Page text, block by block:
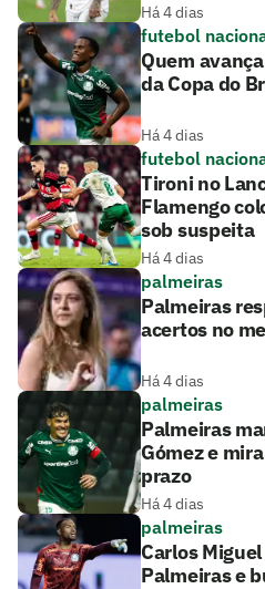
Há 4 dias
futebol
Quem
da Copa do
Há 4 dias
futebol
Tironi no
Flamengo
sob suspeita
Há 4 dias
palmeiras
Palmeiras
acertos no
Há 4 dias
palmeiras
Palmeiras
Gómez e
prazo
Há 4 dias
palmeiras
Carlos
Palmeiras e